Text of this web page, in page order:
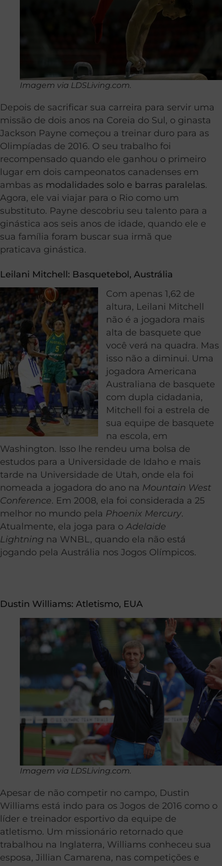
Imagem via LDSLiving.com.
Depois de sacrificar sua carreira para servir uma
missão de dois anos na Coreia do Sul, o ginasta
Jackson Payne começou a treinar duro para as
Olimpíadas de 2016. O seu trabalho foi
recompensado quando ele ganhou o primeiro
lugar em dois campeonatos canadenses em
ambas as modalidades solo e barras paralelas.
Agora, ele vai viajar para o Rio como um
substituto. Payne descobriu seu talento para a
ginástica aos seis anos de idade, quando ele e
sua família foram buscar sua irmã que
praticava ginástica.
Leilani Mitchell: Basquetebol, Austrália
Com apenas 1,62 de
altura, Leilani Mitchell
não é a jogadora mais
alta de basquete que
você verá na quadra. Mas
isso não a diminui. Uma
jogadora Americana
Australiana de basquete
com dupla cidadania,
Mitchell foi a estrela de
sua equipe de basquete
na escola, em
Washington. Isso lhe rendeu uma bolsa de
estudos para a Universidade de Idaho e mais
tarde na Universidade de Utah, onde ela foi
nomeada a jogadora do ano na Mountain West
Conference. Em 2008, ela foi considerada a 25
melhor no mundo pela Phoenix Mercury.
Atualmente, ela joga para oAdelaide
Lightning na WNBL, quando ela não está
jogando pela Austrália nos Jogos Olímpicos.
Dustin Williams: Atletismo, EUA
Imagem via LDSLiving.com.
Apesar de não competir no campo, Dustin
Williams está indo para os Jogos de 2016 como o
líder e treinador esportivo da equipe de
atletismo. Um missionário retornado que
trabalhou na Inglaterra, Williams conheceu sua
esposa, Jillian Camarena, nas competições e